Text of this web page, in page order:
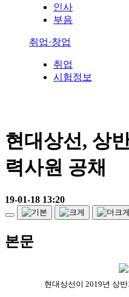
인사
부음
취업·창업
취업
시험정보
현대상선, 상
력사원 공채
19-01-18 13:20
본문
현대상선이 2019년 상